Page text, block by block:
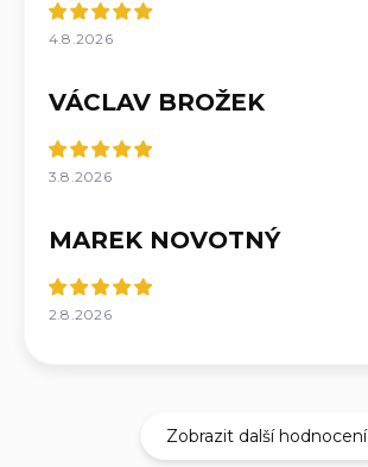
4.8.2026
VÁCLAV BROŽEK
3.8.2026
MAREK NOVOTNÝ
2.8.2026
Zobrazit další hodnocení